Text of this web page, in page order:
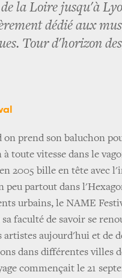
de la Loire jusqu'à
dédié aux
Tour d'horizon
on prend son baluchon
toute vitesse dans le
2005 bille en tête avec
peu partout dans
urbains, le NAME
faculté de savoir se
artistes aujourd'hui et de
dans différentes villes
commençait le 21